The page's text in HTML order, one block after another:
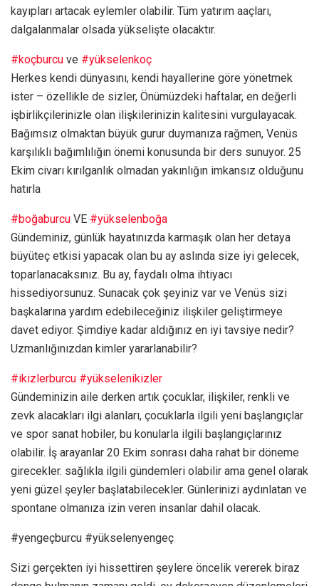
kayıpları artacak eylemler olabilir. Tüm yatırım aaçları,
dalgalanmalar olsada yükselişte olacaktır.
#koçburcu ve #yükselenkoç
Herkes kendi dünyasını, kendi hayallerine göre yönetmek
ister – özellikle de sizler, Önümüzdeki haftalar, en değerli
işbirlikçilerinizle olan ilişkilerinizin kalitesini vurgulayacak.
Bağımsız olmaktan büyük gurur duymanıza rağmen, Venüs
karşılıklı bağımlılığın önemi konusunda bir ders sunuyor. 25
Ekim civarı kırılganlık olmadan yakınlığın imkansız olduğunu
hatırla
#boğaburcu VE #yükselenboğa
Gündeminiz, günlük hayatınızda karmaşık olan her detaya
büyüteç etkisi yapacak olan bu ay aslında size iyi gelecek,
toparlanacaksınız. Bu ay, faydalı olma ihtiyacı
hissediyorsunuz. Sunacak çok şeyiniz var ve Venüs sizi
başkalarına yardım edebileceğiniz ilişkiler geliştirmeye
davet ediyor. Şimdiye kadar aldığınız en iyi tavsiye nedir?
Uzmanlığınızdan kimler yararlanabilir?
#ikizlerburcu #yükselenikizler
Gündeminizin aile derken artık çocuklar, ilişkiler, renkli ve
zevk alacakları ilgi alanları, çocuklarla ilgili yeni başlangıçlar
ve spor sanat hobiler, bu konularla ilgili başlangıçlarınız
olabilir. İş arayanlar 20 Ekim sonrası daha rahat bir döneme
girecekler. sağlıkla ilgili gündemleri olabilir ama genel olarak
yeni güzel şeyler başlatabilecekler. Günlerinizi aydınlatan ve
spontane olmanıza izin veren insanlar dahil olacak.
#yengeçburcu #yükselenyengeç
Sizi gerçekten iyi hissettiren şeylere öncelik vererek biraz